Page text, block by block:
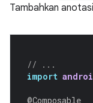
Tambahkan anotasi
// ...
import
@Composable